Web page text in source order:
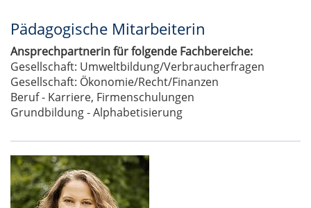
Pädagogische Mitarbeiterin
Ansprechpartnerin für folgende Fachbereiche:
Gesellschaft: Umweltbildung/Verbraucherfragen
Gesellschaft: Ökonomie/Recht/Finanzen
Beruf - Karriere, Firmenschulungen
Grundbildung - Alphabetisierung